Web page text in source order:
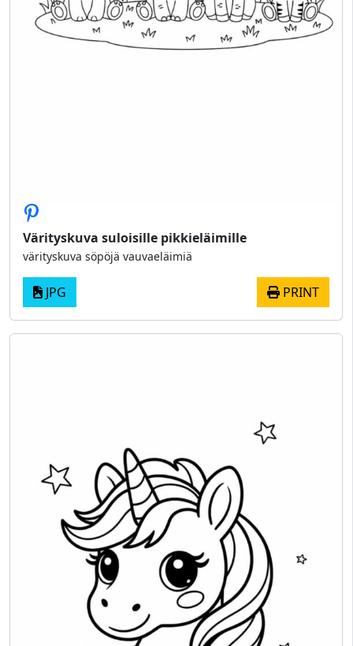
Värityskuva suloisille pikkieläimille
värityskuva söpöjä vauvaeläimiä
JPG PRINT